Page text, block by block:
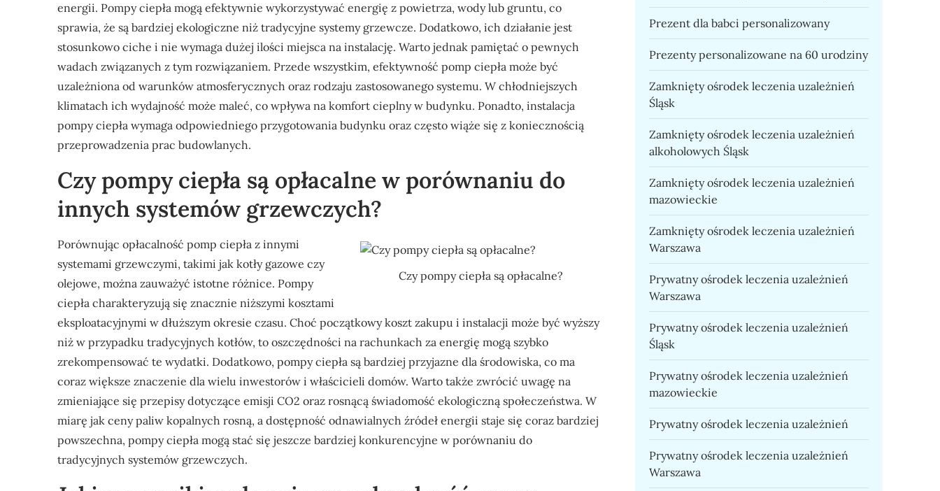
energii. Pompy ciepła mogą efektywnie wykorzystywać energię z powietrza, wody lub gruntu, co
sprawia, że są bardziej ekologiczne niż tradycyjne systemy grzewcze. Dodatkowo, ich działanie jest
stosunkowo ciche i nie wymaga dużej ilości miejsca na instalację. Warto jednak pamiętać o pewnych
wadach związanych z tym rozwiązaniem. Przede wszystkim, efektywność pomp ciepła może być
uzależniona od warunków atmosferycznych oraz rodzaju zastosowanego systemu. W chłodniejszych
klimatach ich wydajność może maleć, co wpływa na komfort cieplny w budynku. Ponadto, instalacja
pompy ciepła wymaga odpowiedniego przygotowania budynku oraz często wiąże się z koniecznością
przeprowadzenia prac budowlanych.
Czy pompy ciepła są opłacalne w porównaniu do
innych systemów grzewczych?
Czy pompy ciepła są opłacalne?
Porównując opłacalność pomp ciepła z innymi
systemami grzewczymi, takimi jak kotły gazowe czy
olejowe, można zauważyć istotne różnice. Pompy
ciepła charakteryzują się znacznie niższymi kosztami
eksploatacyjnymi w dłuższym okresie czasu. Choć początkowy koszt zakupu i instalacji może być wyższy
niż w przypadku tradycyjnych kotłów, to oszczędności na rachunkach za energię mogą szybko
zrekompensować te wydatki. Dodatkowo, pompy ciepła są bardziej przyjazne dla środowiska, co ma
coraz większe znaczenie dla wielu inwestorów i właścicieli domów. Warto także zwrócić uwagę na
zmieniające się przepisy dotyczące emisji CO2 oraz rosnącą świadomość ekologiczną społeczeństwa. W
miarę jak ceny paliw kopalnych rosną, a dostępność odnawialnych źródeł energii staje się coraz bardziej
powszechna, pompy ciepła mogą stać się jeszcze bardziej konkurencyjne w porównaniu do
tradycyjnych systemów grzewczych.
Prezent dla babci personalizowany
Prezenty personalizowane na 60 urodziny
Zamknięty ośrodek leczenia uzależnień
Śląsk
Zamknięty ośrodek leczenia uzależnień
alkoholowych Śląsk
Zamknięty ośrodek leczenia uzależnień
mazowieckie
Zamknięty ośrodek leczenia uzależnień
Warszawa
Prywatny ośrodek leczenia uzależnień
Warszawa
Prywatny ośrodek leczenia uzależnień
Śląsk
Prywatny ośrodek leczenia uzależnień
mazowieckie
Prywatny ośrodek leczenia uzależnień
Prywatny ośrodek leczenia uzależnień
Warszawa